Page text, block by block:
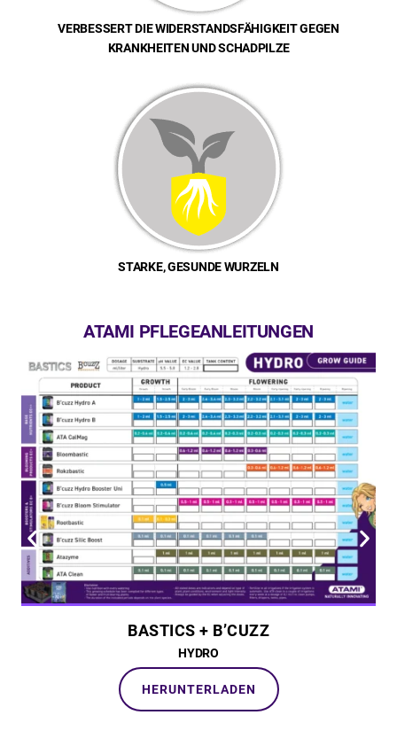
VERBESSERT DIE WIDERSTANDSFÄHIGKEIT GEGEN
KRANKHEITEN UND SCHADPILZE
STARKE, GESUNDE WURZELN
ATAMI PFLEGEANLEITUNGEN
BASTICS + B’CUZZ
HYDRO
HERUNTERLADEN